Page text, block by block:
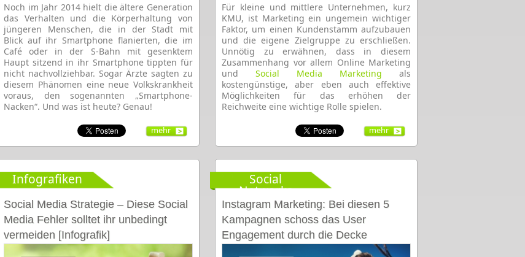
Noch im Jahr 2014 hielt die ältere Generation
das Verhalten und die Körperhaltung von
jüngeren Menschen, die in der Stadt mit
Blick auf ihr Smartphone flanierten, die im
Café oder in der S-Bahn mit gesenktem
Haupt sitzend in ihr Smartphone tippten für
nicht nachvollziehbar. Sogar Ärzte sagten zu
diesem Phänomen eine neue Volkskrankheit
voraus, den sogenannten „Smartphone-
Nacken“. Und was ist heute? Genau!
mehr
Für kleine und mittlere Unternehmen, kurz
KMU, ist Marketing ein ungemein wichtiger
Faktor, um einen Kundenstamm aufzubauen
und die eigene Zielgruppe zu erschließen.
Unnötig zu erwähnen, dass in diesem
Zusammenhang vor allem Online Marketing
und Social Media Marketing als
kostengünstige, aber eben auch effektive
Möglichkeiten für das erhöhen der
Reichweite eine wichtige Rolle spielen.
mehr
Infografiken
Social Media Strategie – Diese Social
Media Fehler solltet ihr unbedingt
vermeiden [Infografik]
Social
Networks
Instagram Marketing: Bei diesen 5
Kampagnen schoss das User
Engagement durch die Decke